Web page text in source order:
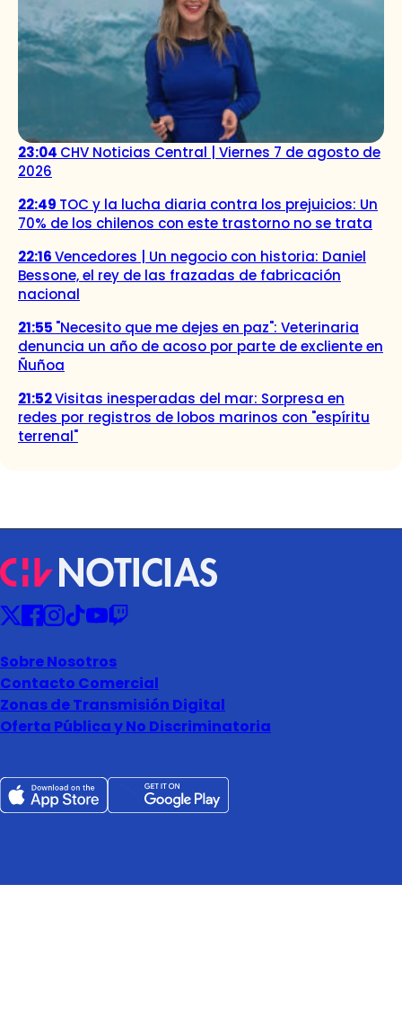
23:04 CHV Noticias Central | Viernes 7 de agosto de
2026
22:49 TOC y la lucha diaria contra los prejuicios: Un
70% de los chilenos con este trastorno no se trata
22:16Vencedores | Un negocio con historia: Daniel
Bessone, el rey de las frazadas de fabricación
nacional
21:55 "Necesito que me dejes en paz": Veterinaria
denuncia un año de acoso por parte de excliente en
Ñuñoa
21:52Visitas inesperadas del mar: Sorpresa en
redes por registros de lobos marinos con "espíritu
terrenal"
Sobre Nosotros
Contacto Comercial
Zonas de Transmisión Digital
Oferta Pública y No Discriminatoria